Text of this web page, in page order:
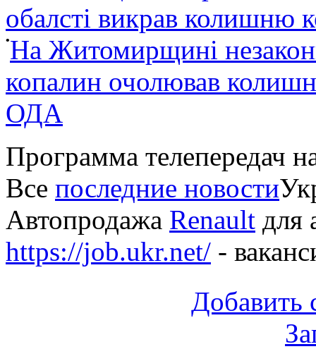
обалсті викрав колишню
•На Житомирщині
копалин очолював
ОДА
Программа телепередач
Все последние новости
Автопродажа Renault для
https://job.ukr.net/ -
Добавить